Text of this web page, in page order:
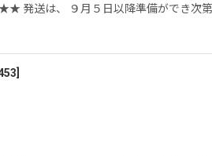
送は、 ９月５日以降準備ができ次第
]